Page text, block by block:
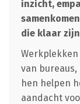
inzicht,
die klaar
van
hen helpen
aandacht